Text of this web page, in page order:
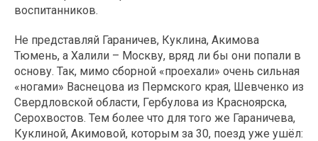
воспитанников.
Не представляй Гараничев, Куклина, Акимова
Тюмень, а Халили – Москву, вряд ли бы они попали в
основу. Так, мимо сборной «проехали» очень сильная
«ногами» Васнецова из Пермского края, Шевченко из
Свердловской области, Гербулова из Красноярска,
Серохвостов. Тем более что для того же Гараничева,
Куклиной, Акимовой, которым за 30, поезд уже ушёл: